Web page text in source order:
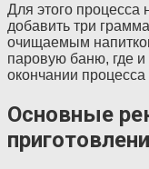
Для этого процесса
добавить три
очищаемым
паровую баню, где и
окончании процесса
Основные